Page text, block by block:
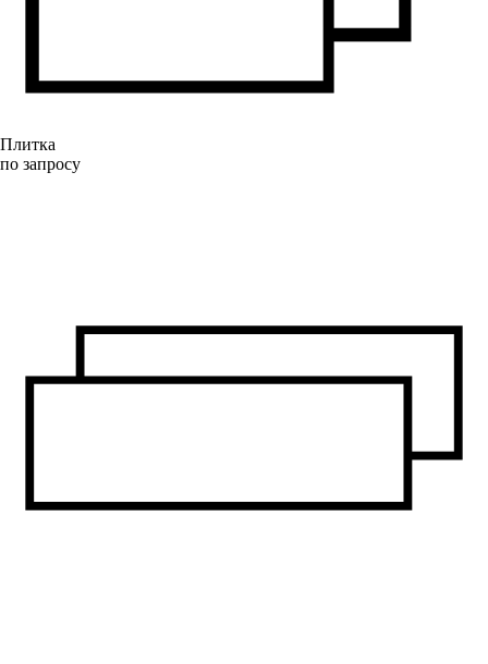
Плитка
по запросу